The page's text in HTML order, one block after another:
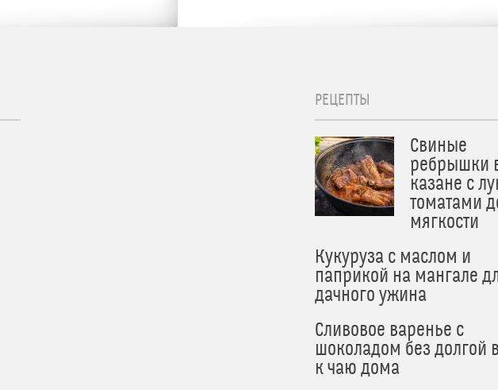
РЕЦЕПТЫ
Свиные
ребрышки
казане с
томатами
мягкости
Кукуруза с маслом и
паприкой на мангале
дачного ужина
Сливовое варенье с
шоколадом без долгой
к чаю дома